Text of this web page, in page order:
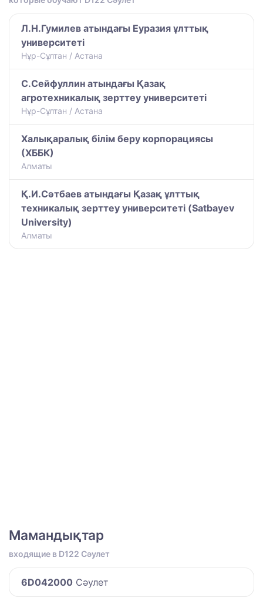
Л.Н.Гумилев атындағы Еуразия ұлттық
университеті
Нұр-Сұлтан / Астана
С.Сейфуллин атындағы Қазақ
агротехникалық зерттеу университеті
Нұр-Сұлтан / Астана
Халықаралық білім беру корпорациясы
(ХББК)
Алматы
Қ.И.Сәтбаев атындағы Қазақ ұлттық
техникалық зерттеу университеті (Satbayev
University)
Алматы
Мамандықтар
входящие в D122 Сәулет
6D042000 Сәулет